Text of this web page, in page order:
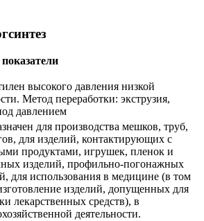
высокого давления низкой
Метод переработки: экструзия,
давлением
для производства мешков, труб,
для изделий, контактирующих с
продуктами, игрушек, пленок и
изделий, профильно-погонажных
для использования в медицине (в том
изделий, допущенных для
лекарственных средств), в
деятельности.